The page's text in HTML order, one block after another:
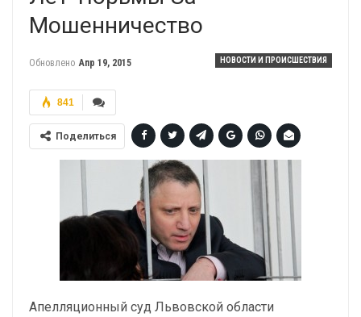
Мошенничество
НОВОСТИ И ПРОИСШЕСТВИЯ
Обновлено Апр 19, 2015
841
Поделиться
Апелляционный суд Львовской области